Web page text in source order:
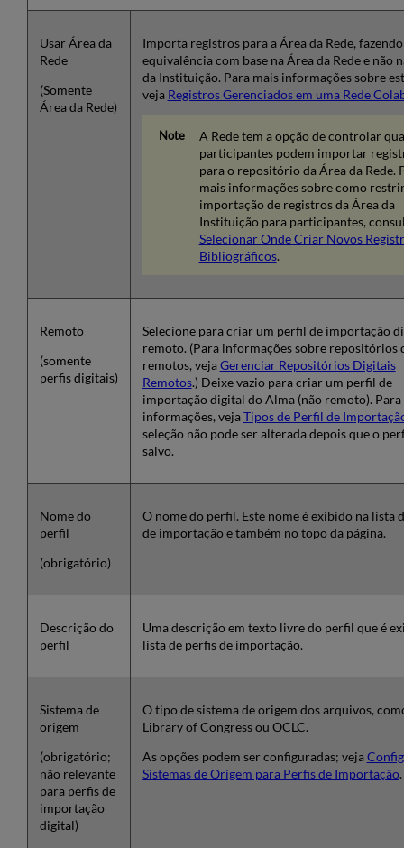
Usar Área da
Rede
(Somente
Área da Rede)
Importa registros para a Área da Rede, fazendo
equivalência com base na Área da Rede e não
da Instituição. Para mais informações sobre
veja Registros Gerenciados em uma Rede
A Rede tem a opção de controlar
participantes podem importar
para o repositório da Área da Rede.
mais informações sobre como
importação de registros da Área da
Instituição para participantes,
Selecionar Onde Criar Novos
Bibliográficos.
Remoto
(somente
perfis digitais)
Selecione para criar um perfil de importação
remoto. (Para informações sobre repositórios
remotos, vejaGerenciar Repositórios Digitais
Remotos.) Deixe vazio para criar um perfil de
importação digital do Alma (não remoto). Para
informações, vejaTipos de Perfil de
seleção não pode ser alterada depois que o
salvo.
Nome do
perfil
(obrigatório)
O nome do perfil. Este nome é exibido na lista
de importação e também no topo da página.
Descrição do
perfil
Uma descrição em texto livre do perfil que é
lista de perfis de importação.
Sistema de
origem
(obrigatório;
não relevante
para perfis de
importação
digital)
O tipo de sistema de origem dos arquivos,
Library of Congress ou OCLC.
As opções podem ser configuradas; veja
Sistemas de Origem para Perfis de Importação.